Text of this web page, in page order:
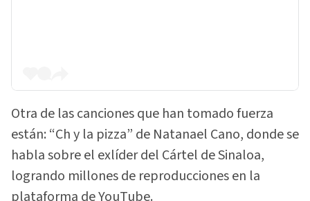
Otra de las canciones que han tomado fuerza
están: “Ch y la pizza” de Natanael Cano, donde se
habla sobre el exlíder del Cártel de Sinaloa,
logrando millones de reproducciones en la
plataforma de YouTube.